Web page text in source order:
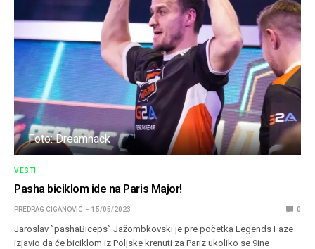
Foto: Dreamhack
VESTI
Pasha biciklom ide na Paris Major!
PREDRAG CIGANOVIC 15/05/2023 0
Jaroslav ”pashaBiceps” Jažombkovski je pre početka Legends Faze
izjavio da će biciklom iz Poljske krenuti za Pariz ukoliko se 9ine